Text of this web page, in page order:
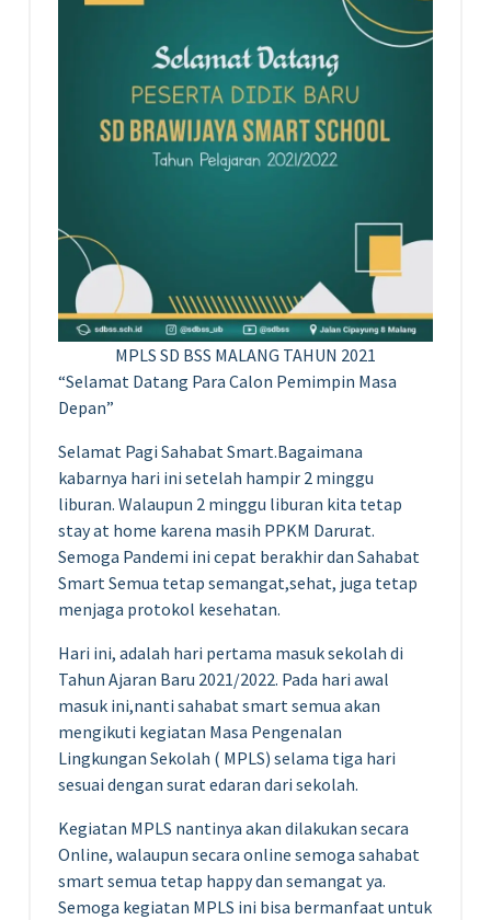
MPLS SD BSS MALANG TAHUN 2021
“Selamat Datang Para Calon Pemimpin Masa
Depan”
Selamat Pagi Sahabat Smart.Bagaimana
kabarnya hari ini setelah hampir 2 minggu
liburan. Walaupun 2 minggu liburan kita tetap
stay at home karena masih PPKM Darurat.
Semoga Pandemi ini cepat berakhir dan Sahabat
Smart Semua tetap semangat,sehat, juga tetap
menjaga protokol kesehatan.
Hari ini, adalah hari pertama masuk sekolah di
Tahun Ajaran Baru 2021/2022. Pada hari awal
masuk ini,nanti sahabat smart semua akan
mengikuti kegiatan Masa Pengenalan
Lingkungan Sekolah ( MPLS) selama tiga hari
sesuai dengan surat edaran dari sekolah.
Kegiatan MPLS nantinya akan dilakukan secara
Online, walaupun secara online semoga sahabat
smart semua tetap happy dan semangat ya.
Semoga kegiatan MPLS ini bisa bermanfaat untuk